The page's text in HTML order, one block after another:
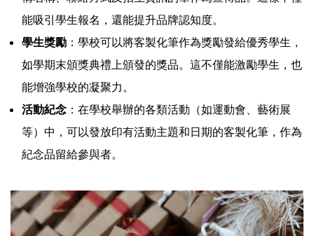
能吸引學生報名，還能提升品牌認知度。
學生獎勵 ：學校可以將客製化筆作為獎勵發給優秀學生，
如學期末頒獎典禮上頒發的獎品。這不僅能激勵學生，也
能增強學校的凝聚力。
活動紀念 ：在學校舉辦的各類活動（如運動會、藝術展
等）中，可以發放印有活動主題和日期的客製化筆，作為
紀念品留給參與者。